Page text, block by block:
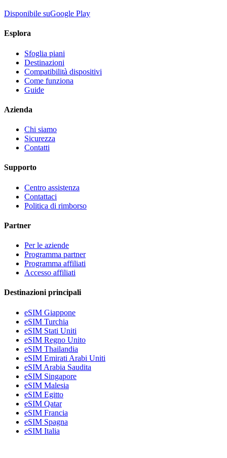
Disponibile suGoogle Play
Esplora
Sfoglia piani
Destinazioni
Compatibilità dispositivi
Come funziona
Guide
Azienda
Chi siamo
Sicurezza
Contatti
Supporto
Centro assistenza
Contattaci
Politica di rimborso
Partner
Per le aziende
Programma partner
Programma affiliati
Accesso affiliati
Destinazioni principali
eSIM Giappone
eSIM Turchia
eSIM Stati Uniti
eSIM Regno Unito
eSIM Thailandia
eSIM Emirati Arabi Uniti
eSIM Arabia Saudita
eSIM Singapore
eSIM Malesia
eSIM Egitto
eSIM Qatar
eSIM Francia
eSIM Spagna
eSIM Italia